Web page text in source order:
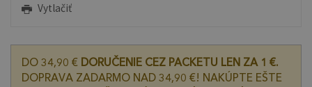
Vytlačiť
DO 34,90 € DORUČENIE CEZ PACKETU LEN ZA 1 €.
DOPRAVA ZADARMO NAD 34,90 €! NAKÚPTE EŠTE